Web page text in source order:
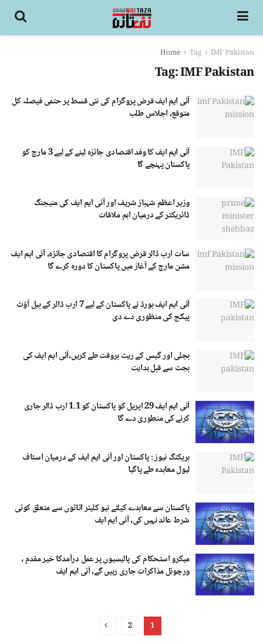
Home Tag IMF Pakistan
Tag:IMF Pakistan
آئی ایم ایف قرض پروگرام کی نئی قسط پر حتمی فیصلہ کل
متوقع، اجلاس طلب
آئی ایم ایف کا وفد اقتصادی جائزہ لینے کے لیے 3 مارچ کو
پاکستان پہنچے گا
وزیر اعظم شہباز شریف اور آئی ایم ایف کی منیجنگ
ڈائریکٹر کے درمیان اہم ملاقات
سات ارب ڈالر قرض پروگرام کا اقتصادی جائزہ، آئی ایم ایف
مشن مارچ کے آغاز میں پاکستان کا دورہ کرے گا
آئی ایم ایف بورڈ نے پاکستان کے لیے 7 ارب ڈالر کے بیل آؤٹ
پیکج کی منظوری دے دی
بجلی اور گیس کے ریٹ بروقت طے کریں،آئی ایم ایف کی
بجٹ سے قبل ہدایت
آئی ایم ایف 29 اپریل کو پاکستان کو 1.1 ارب ڈالر جاری
کرنے کی منطوری دے گا
بریکنگ نیوز : پاکستان اور آئی ایم ایف کے درمیان اسٹاف
لیول معاہدہ طے پاگیا
پاکستان سے معاہدے کیلئے نیو کلیئر اثاثوں سے متعلق کوئی
شرط عائد نہیں کی، آئی ایم ایف
میکرو استحکام کی پالیسیوں پر عمل درآمدکا خیر مقدم ،
ورچوئل مذاکرات جاری رہیں گے، آئی ایم ایف
1
2